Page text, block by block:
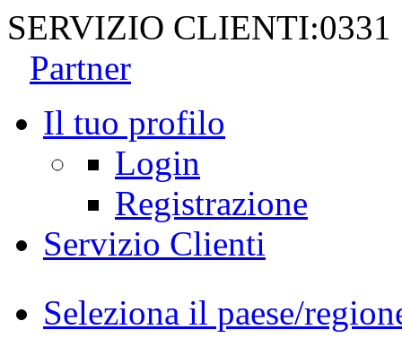
SERVIZIO CLIENTI:0331
Partner
Il tuo profilo
Login
Registrazione
Servizio Clienti
Seleziona il paese/